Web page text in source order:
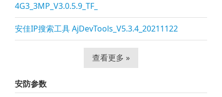
4G3_3MP_V3.0.5.9_TF_
安佳IP搜索工具 AjDevTools_V5.3.4_20211122
查看更多 »
安防参数